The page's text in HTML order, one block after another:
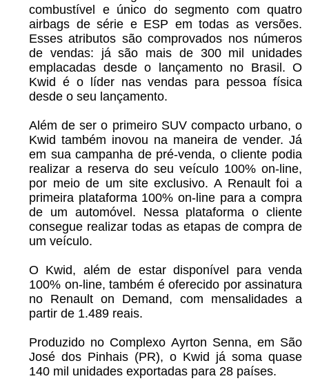
combustível e único do segmento com quatro
airbags de série e ESP em todas as versões.
Esses atributos são comprovados nos números
de vendas: já são mais de 300 mil unidades
emplacadas desde o lançamento no Brasil. O
Kwid é o líder nas vendas para pessoa física
desde o seu lançamento.
Além de ser o primeiro SUV compacto urbano, o
Kwid também inovou na maneira de vender. Já
em sua campanha de pré-venda, o cliente podia
realizar a reserva do seu veículo 100% on-line,
por meio de um site exclusivo. A Renault foi a
primeira plataforma 100% on-line para a compra
de um automóvel. Nessa plataforma o cliente
consegue realizar todas as etapas de compra de
um veículo.
O Kwid, além de estar disponível para venda
100% on-line, também é oferecido por assinatura
no Renault on Demand, com mensalidades a
partir de 1.489 reais.
Produzido no Complexo Ayrton Senna, em São
José dos Pinhais (PR), o Kwid já soma quase
140 mil unidades exportadas para 28 países.